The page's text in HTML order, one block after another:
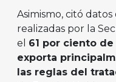
Asimismo, citó
realizadas por la
el 61 por ciento
exporta
las reglas del